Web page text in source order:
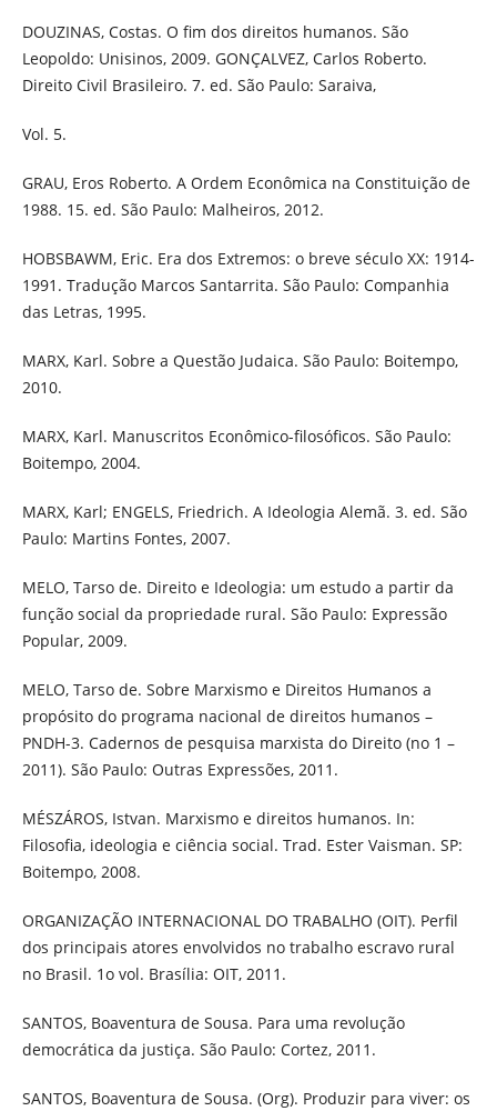
DOUZINAS, Costas. O fim dos direitos humanos. São
Leopoldo: Unisinos, 2009. GONÇALVEZ, Carlos Roberto.
Direito Civil Brasileiro. 7. ed. São Paulo: Saraiva,
Vol. 5.
GRAU, Eros Roberto. A Ordem Econômica na Constituição de
1988. 15. ed. São Paulo: Malheiros, 2012.
HOBSBAWM, Eric. Era dos Extremos: o breve século XX: 1914-
1991. Tradução Marcos Santarrita. São Paulo: Companhia
das Letras, 1995.
MARX, Karl. Sobre a Questão Judaica. São Paulo: Boitempo,
2010.
MARX, Karl. Manuscritos Econômico-filosóficos. São Paulo:
Boitempo, 2004.
MARX, Karl; ENGELS, Friedrich. A Ideologia Alemã. 3. ed. São
Paulo: Martins Fontes, 2007.
MELO, Tarso de. Direito e Ideologia: um estudo a partir da
função social da propriedade rural. São Paulo: Expressão
Popular, 2009.
MELO, Tarso de. Sobre Marxismo e Direitos Humanos a
propósito do programa nacional de direitos humanos –
PNDH-3. Cadernos de pesquisa marxista do Direito (no 1 –
2011). São Paulo: Outras Expressões, 2011.
MÉSZÁROS, Istvan. Marxismo e direitos humanos. In:
Filosofia, ideologia e ciência social. Trad. Ester Vaisman. SP:
Boitempo, 2008.
ORGANIZAÇÃO INTERNACIONAL DO TRABALHO (OIT). Perfil
dos principais atores envolvidos no trabalho escravo rural
no Brasil. 1o vol. Brasília: OIT, 2011.
SANTOS, Boaventura de Sousa. Para uma revolução
democrática da justiça. São Paulo: Cortez, 2011.
SANTOS, Boaventura de Sousa. (Org). Produzir para viver: os